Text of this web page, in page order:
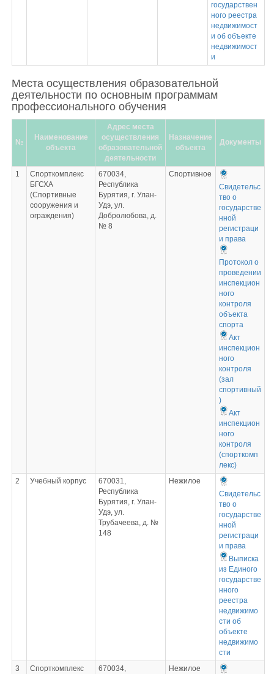
государствен
ного реестра
недвижимост
и об объекте
недвижимост
и
Места осуществления образовательной
деятельности по основным программам
профессионального обучения
№
Наименование
объекта
Адрес места
осуществления
образовательной
деятельности
Назначение
объекта
Документы
1
Спорткомплекс
БГСХА
(Спортивные
сооружения и
ограждения)
670034,
Республика
Бурятия, г. Улан-
Удэ, ул.
Добролюбова, д.
№ 8
Спортивное
Свидетельс
тво о
государстве
нной
регистраци
и права
Протокол о
проведении
инспекцион
ного
контроля
объекта
спорта
Акт
инспекцион
ного
контроля
(зал
спортивный
)
Акт
инспекцион
ного
контроля
(спорткомп
лекс)
2
Учебный корпус
670031,
Республика
Бурятия, г. Улан-
Удэ, ул.
Трубачеева, д. №
148
Нежилое
Свидетельс
тво о
государстве
нной
регистраци
и права
Выписка
из Единого
государстве
нного
реестра
недвижимо
сти об
объекте
недвижимо
сти
3
Спорткомплекс
670034,
Нежилое